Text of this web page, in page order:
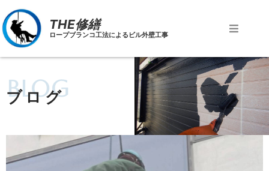
THE修繕
ロープブランコ工法によるビル外壁工事
blog
ブログ